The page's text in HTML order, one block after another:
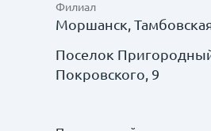
Филиал
Моршанск,
Поселок
Покровского, 9